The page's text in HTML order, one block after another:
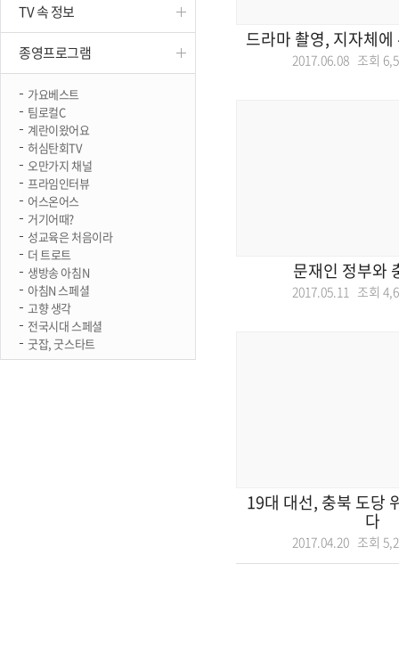
TV 속 정보
종영프로그램
가요베스트
팀로컬C
계란이왔어요
허심탄회TV
오만가지 채널
프라임인터뷰
어스온어스
거기어때?
성교육은 처음이라
더 트로트
생방송 아침N
아침N 스페셜
고향 생각
전국시대 스페셜
굿잡, 굿스타트
드라마 촬영, 지자체
2017.06.08 조회
문재인 정부와
2017.05.11 조회
19대 대선, 충북 도당
다
2017.04.20 조회